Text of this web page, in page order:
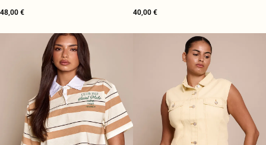
48,00 € 40,00 €